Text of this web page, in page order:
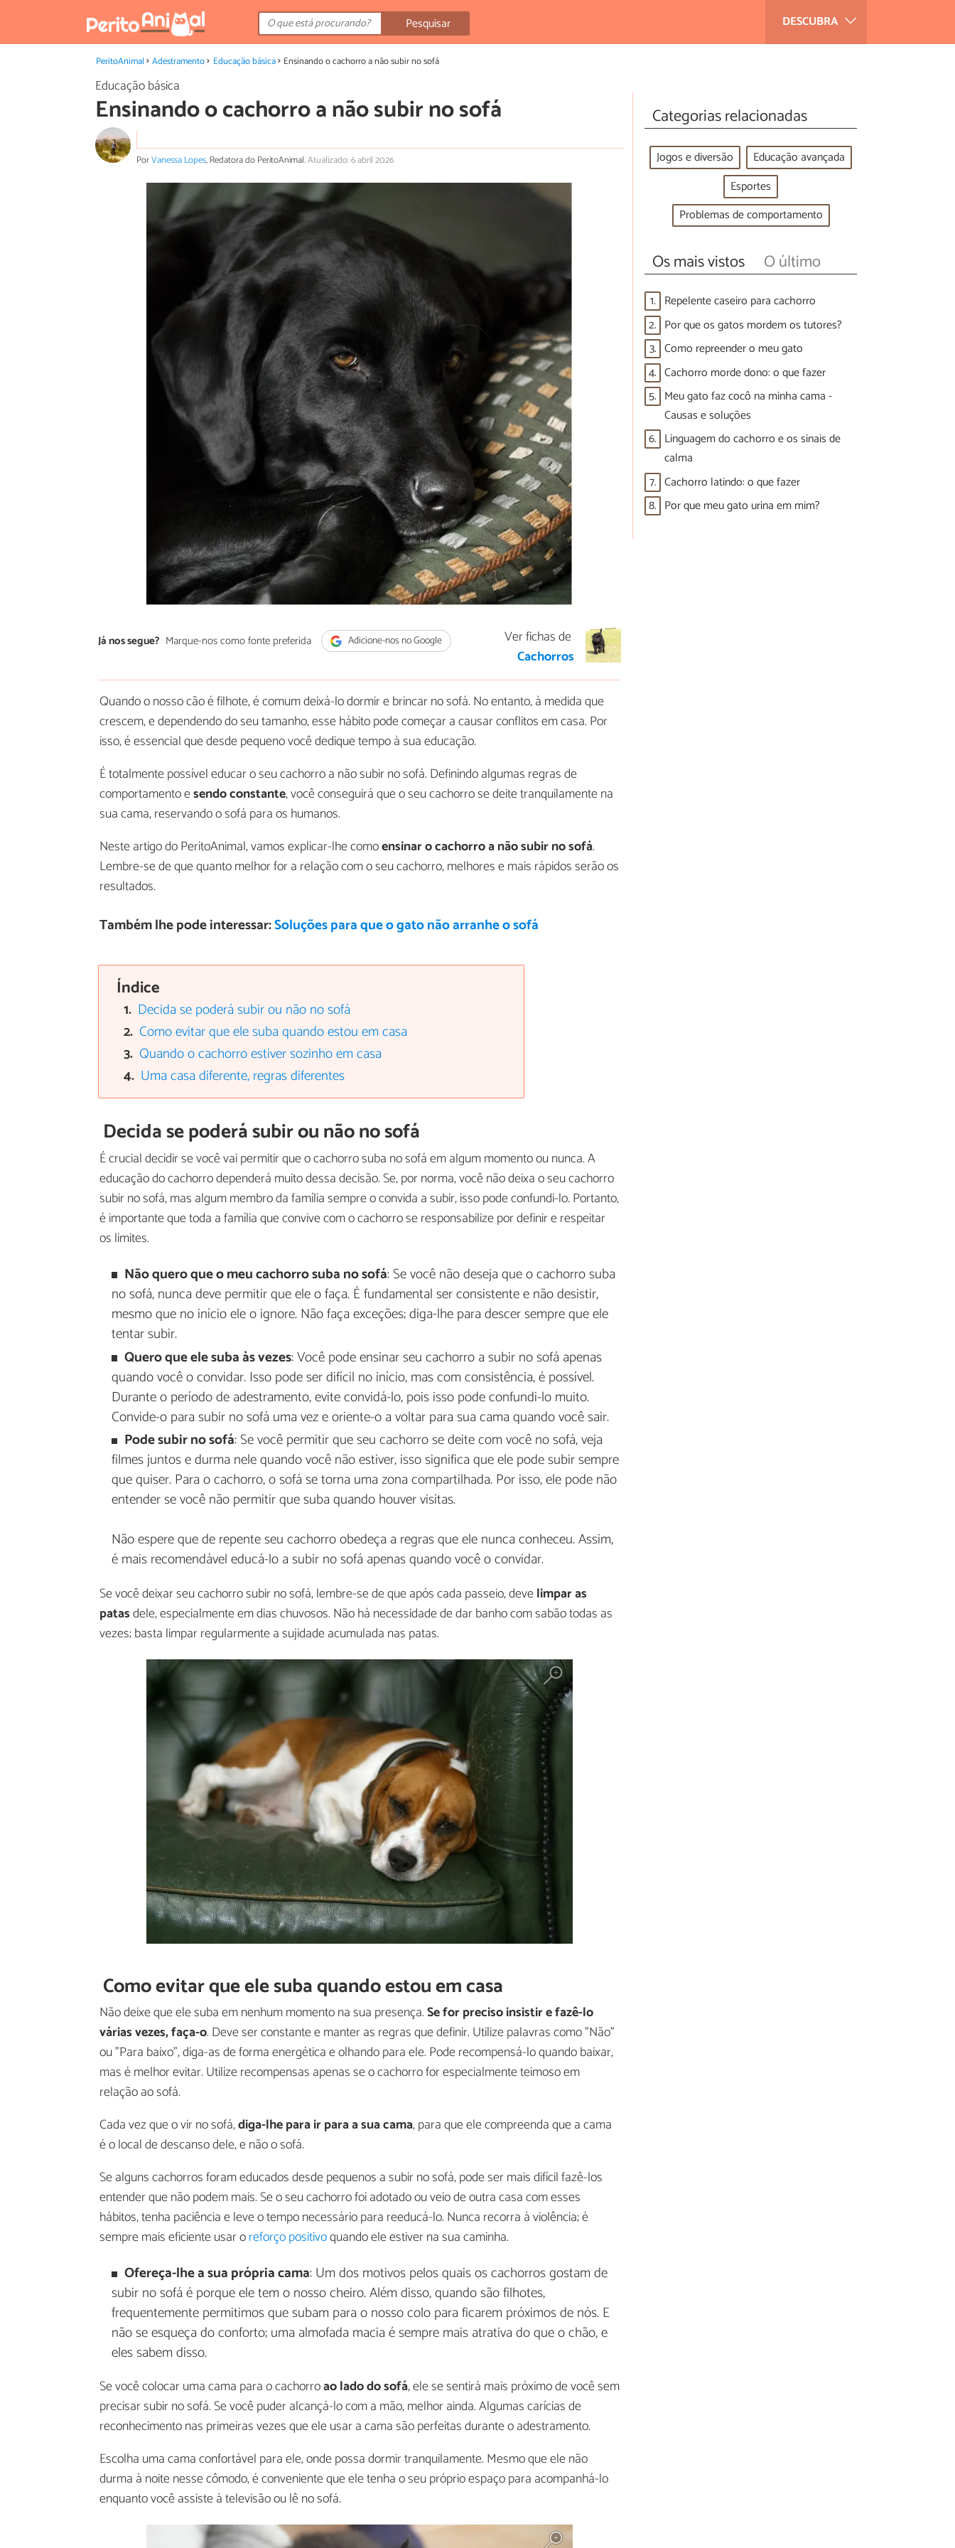
DESCUBRA
Pesquisar
PeritoAnimal Adestramento Educação básica Ensinando o cachorro a não subir no sofá
Educação básica
Ensinando o cachorro a não subir no sofá
PorVanessa Lopes, Redatora do PeritoAnimal.Atualizado: 6 abril 2026
Já nos segue? Marque-nos como fonte preferida Adicione-nos no Google
Ver fichas de
Cachorros
Quando o nosso cão é filhote, é comum deixá-lo dormir e brincar no sofá. No entanto, à medida que
crescem, e dependendo do seu tamanho, esse hábito pode começar a causar conflitos em casa. Por
isso, é essencial que desde pequeno você dedique tempo à sua educação.
É totalmente possível educar o seu cachorro a não subir no sofá. Definindo algumas regras de
comportamento esendo constante, você conseguirá que o seu cachorro se deite tranquilamente na
sua cama, reservando o sofá para os humanos.
Neste artigo do PeritoAnimal, vamos explicar-lhe comoensinar o cachorro a não subir no sofá.
Lembre-se de que quanto melhor for a relação com o seu cachorro, melhores e mais rápidos serão os
resultados.
Também lhe pode interessar:Soluções para que o gato não arranhe o sofá
Índice
Decida se poderá subir ou não no sofá
Como evitar que ele suba quando estou em casa
Quando o cachorro estiver sozinho em casa
Uma casa diferente, regras diferentes
Decida se poderá subir ou não no sofá
É crucial decidir se você vai permitir que o cachorro suba no sofá em algum momento ou nunca. A
educação do cachorro dependerá muito dessa decisão. Se, por norma, você não deixa o seu cachorro
subir no sofá, mas algum membro da família sempre o convida a subir, isso pode confundi-lo. Portanto,
é importante que toda a família que convive com o cachorro se responsabilize por definir e respeitar
os limites.
Não quero que o meu cachorro suba no sofá: Se você não deseja que o cachorro suba
no sofá, nunca deve permitir que ele o faça. É fundamental ser consistente e não desistir,
mesmo que no início ele o ignore. Não faça exceções; diga-lhe para descer sempre que ele
tentar subir.
Quero que ele suba às vezes: Você pode ensinar seu cachorro a subir no sofá apenas
quando você o convidar. Isso pode ser difícil no início, mas com consistência, é possível.
Durante o período de adestramento, evite convidá-lo, pois isso pode confundi-lo muito.
Convide-o para subir no sofá uma vez e oriente-o a voltar para sua cama quando você sair.
Pode subir no sofá: Se você permitir que seu cachorro se deite com você no sofá, veja
filmes juntos e durma nele quando você não estiver, isso significa que ele pode subir sempre
que quiser. Para o cachorro, o sofá se torna uma zona compartilhada. Por isso, ele pode não
entender se você não permitir que suba quando houver visitas.
Não espere que de repente seu cachorro obedeça a regras que ele nunca conheceu. Assim,
é mais recomendável educá-lo a subir no sofá apenas quando você o convidar.
Se você deixar seu cachorro subir no sofá, lembre-se de que após cada passeio, develimpar as
patasdele, especialmente em dias chuvosos. Não há necessidade de dar banho com sabão todas as
vezes; basta limpar regularmente a sujidade acumulada nas patas.
Como evitar que ele suba quando estou em casa
Não deixe que ele suba em nenhum momento na sua presença.Se for preciso insistir e fazê-lo
várias vezes, faça-o. Deve ser constante e manter as regras que definir. Utilize palavras como "Não"
ou "Para baixo", diga-as de forma energética e olhando para ele. Pode recompensá-lo quando baixar,
mas é melhor evitar. Utilize recompensas apenas se o cachorro for especialmente teimoso em
relação ao sofá.
Cada vez que o vir no sofá,diga-lhe para ir para a sua cama, para que ele compreenda que a cama
é o local de descanso dele, e não o sofá.
Se alguns cachorros foram educados desde pequenos a subir no sofá, pode ser mais difícil fazê-los
entender que não podem mais. Se o seu cachorro foi adotado ou veio de outra casa com esses
hábitos, tenha paciência e leve o tempo necessário para reeducá-lo. Nunca recorra à violência; é
sempre mais eficiente usar oreforço positivoquando ele estiver na sua caminha.
Ofereça-lhe a sua própria cama: Um dos motivos pelos quais os cachorros gostam de
subir no sofá é porque ele tem o nosso cheiro. Além disso, quando são filhotes,
frequentemente permitimos que subam para o nosso colo para ficarem próximos de nós. E
não se esqueça do conforto; uma almofada macia é sempre mais atrativa do que o chão, e
eles sabem disso.
Se você colocar uma cama para o cachorroao lado do sofá, ele se sentirá mais próximo de você sem
precisar subir no sofá. Se você puder alcançá-lo com a mão, melhor ainda. Algumas carícias de
reconhecimento nas primeiras vezes que ele usar a cama são perfeitas durante o adestramento.
Escolha uma cama confortável para ele, onde possa dormir tranquilamente. Mesmo que ele não
durma à noite nesse cômodo, é conveniente que ele tenha o seu próprio espaço para acompanhá-lo
enquanto você assiste à televisão ou lê no sofá.
Categorias relacionadas
Jogos e diversão
Educação avançada
Esportes
Problemas de comportamento
Os mais vistos O último
1. Repelente caseiro para cachorro
2. Por que os gatos mordem os tutores?
3. Como repreender o meu gato
4. Cachorro morde dono: o que fazer
5. Meu gato faz cocô na minha cama -
Causas e soluções
6. Linguagem do cachorro e os sinais de
calma
7. Cachorro latindo: o que fazer
8. Por que meu gato urina em mim?